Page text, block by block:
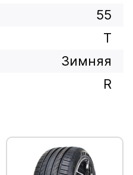
55
T
Зимняя
R